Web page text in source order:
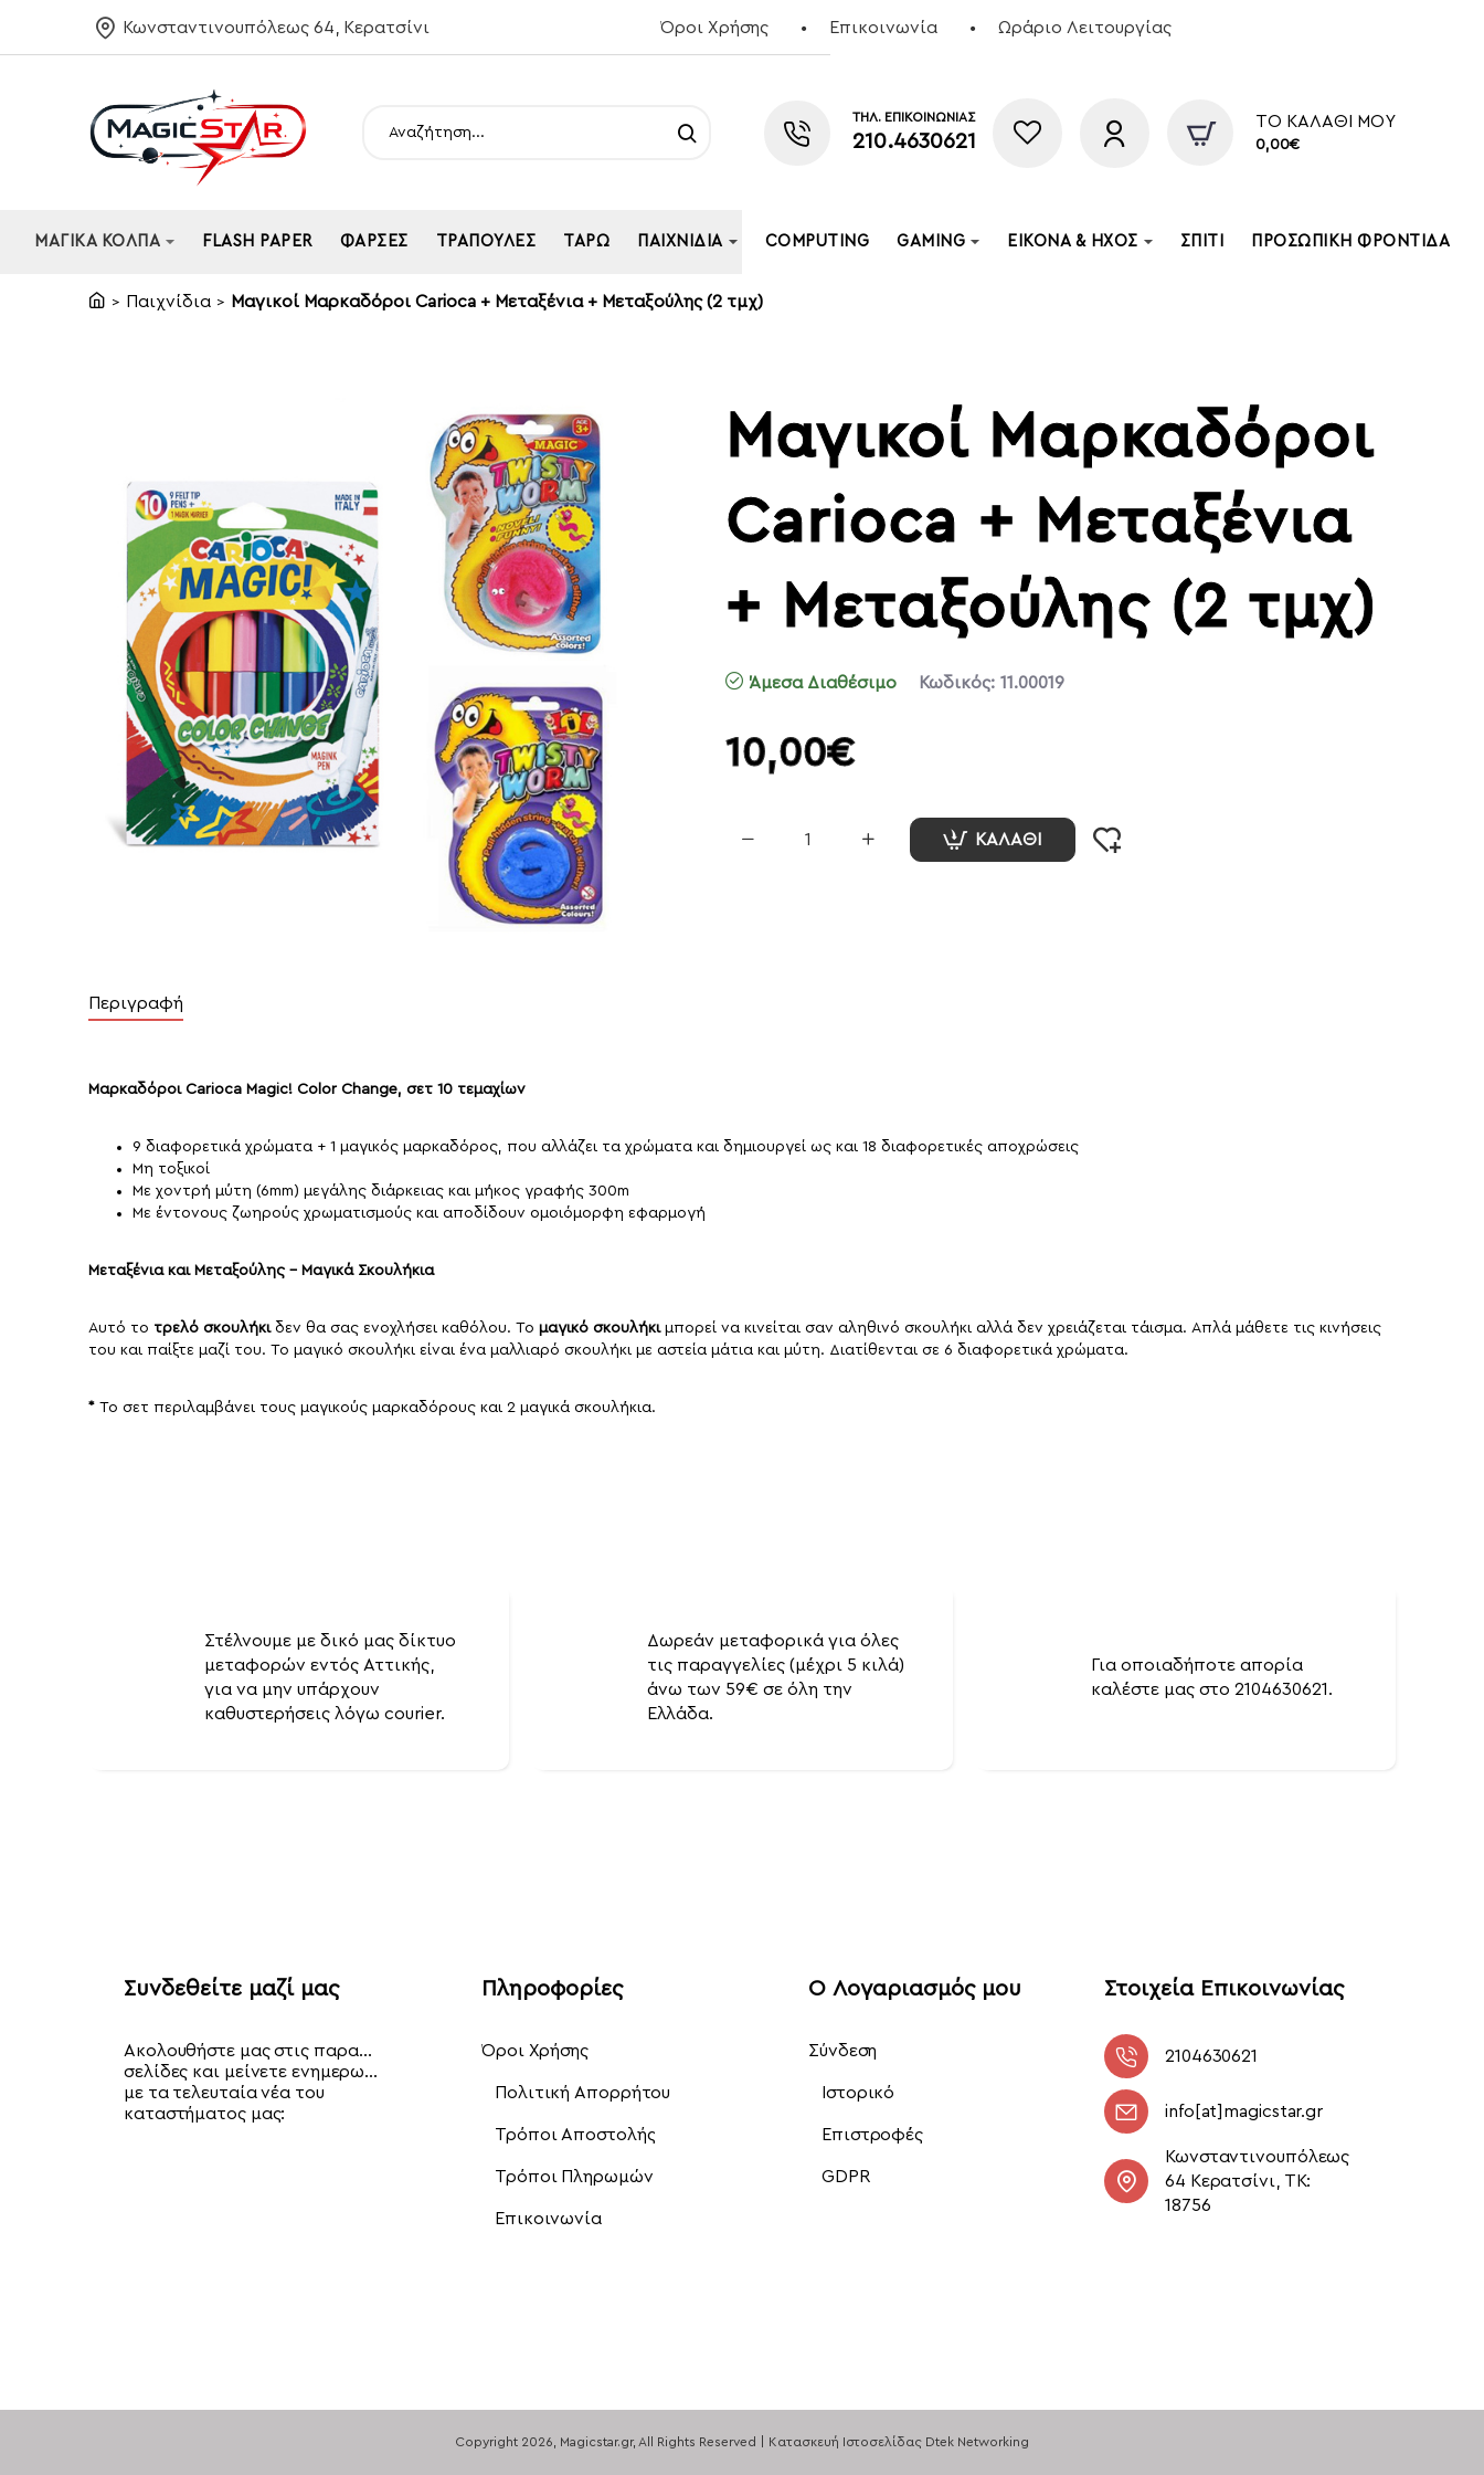
Κωνσταντινουπόλεως 64, Κερατσίνι Όροι Χρήσης Επικοινωνία Ωράριο Λειτουργίας
Αναζήτηση...
ΤΗΛ. ΕΠΙΚΟΙΝΩΝΙΑΣ
210.4630621
ΤΟ ΚΑΛΆΘΙ ΜΟΥ
0,00€
ΜΑΓΙΚΆ ΚΌΛΠΑ FLASH PAPER ΦΆΡΣΕΣ ΤΡΆΠΟΥΛΕΣ ΤΑΡΏ ΠΑΙΧΝΊΔΙΑ COMPUTING GAMING ΕΙΚΌΝΑ & ΉΧΟΣ ΣΠΊΤΙ ΠΡΟΣΩΠΙΚΉ ΦΡΟΝΤΊΔΑ
Παιχνίδια Μαγικοί Μαρκαδόροι Carioca + Μεταξένια + Μεταξούλης (2 τμχ)
Μαγικοί Μαρκαδόροι
Carioca + Μεταξένια
+ Μεταξούλης (2 τμχ)
Άμεσα Διαθέσιμο Κωδικός: 11.00019
10,00€
ΚΑΛΆΘΙ
Περιγραφή
Μαρκαδόροι Carioca Magic! Color Change, σετ 10 τεμαχίων
9 διαφορετικά χρώματα + 1 μαγικός μαρκαδόρος, που αλλάζει τα χρώματα και δημιουργεί ως και 18 διαφορετικές αποχρώσεις
Μη τοξικοί
Με χοντρή μύτη (6mm) μεγάλης διάρκειας και μήκος γραφής 300m
Με έντονους ζωηρούς χρωματισμούς και αποδίδουν ομοιόμορφη εφαρμογή
Μεταξένια και Μεταξούλης - Μαγικά Σκουλήκια
Αυτό το τρελό σκουλήκιδεν θα σας ενοχλήσει καθόλου. Το μαγικό σκουλήκιμπορεί να κινείται σαν αληθινό σκουλήκι αλλά δεν χρειάζεται τάισμα. Απλά μάθετε τις κινήσεις
του και παίξτε μαζί του. Το μαγικό σκουλήκι είναι ένα μαλλιαρό σκουλήκι με αστεία μάτια και μύτη. Διατίθενται σε 6 διαφορετικά χρώματα.
* Το σετ περιλαμβάνει τους μαγικούς μαρκαδόρους και 2 μαγικά σκουλήκια.
Στέλνουμε με δικό μας δίκτυο
μεταφορών εντός Αττικής,
για να μην υπάρχουν
καθυστερήσεις λόγω courier.
Δωρεάν μεταφορικά για όλες
τις παραγγελίες (μέχρι 5 κιλά)
άνω των 59€ σε όλη την
Ελλάδα.
Για οποιαδήποτε απορία
καλέστε μας στο 2104630621.
Συνδεθείτε μαζί μας
Ακολουθήστε μας στις παρακάτω
σελίδες και μείνετε ενημερωμένοι
με τα τελευταία νέα του
καταστήματος μας:
Πληροφορίες
Όροι Χρήσης
Πολιτική Απορρήτου
Τρόποι Αποστολής
Τρόποι Πληρωμών
Επικοινωνία
Ο Λογαριασμός μου
Σύνδεση
Ιστορικό
Επιστροφές
GDPR
Στοιχεία Επικοινωνίας
2104630621
info[at]magicstar.gr
Κωνσταντινουπόλεως
64 Κερατσίνι, ΤΚ:
18756
Copyright 2026 , Magicstar.gr, All Rights Reserved Κατασκευή Ιστοσελίδας Dtek Networking